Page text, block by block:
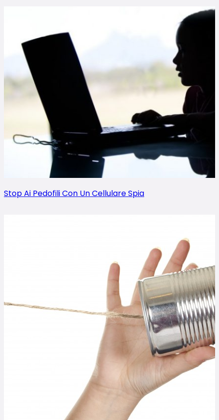
Stop Ai Pedofili Con Un Cellulare Spia